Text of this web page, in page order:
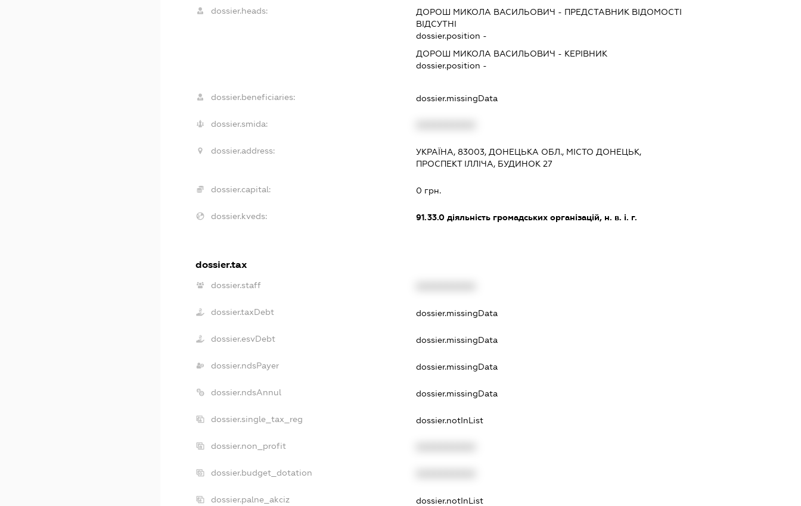
dossier.heads: ДОРОШ МИКОЛА ВАСИЛЬОВИЧ - ПРЕДСТАВНИК ВІДОМОСТІ
ВІДСУТНІ
dossier.position -
ДОРОШ МИКОЛА ВАСИЛЬОВИЧ - КЕРІВНИК
dossier.position -
dossier.beneficiaries: dossier.missingData
dossier.smida:
dossier.address:
УКРАЇНА, 83003, ДОНЕЦЬКА ОБЛ., МІСТО ДОНЕЦЬК,
ПРОСПЕКТ ІЛЛІЧА, БУДИНОК 27
dossier.capital: 0 грн.
dossier.kveds: 91.33.0 діяльність громадських організацій, н. в. і. г.
dossier.tax
dossier.staff
dossier.taxDebt dossier.missingData
dossier.esvDebt dossier.missingData
dossier.ndsPayer dossier.missingData
dossier.ndsAnnul dossier.missingData
dossier.single_tax_reg dossier.notInList
dossier.non_profit
dossier.budget_dotation
dossier.palne_akciz dossier.notInList